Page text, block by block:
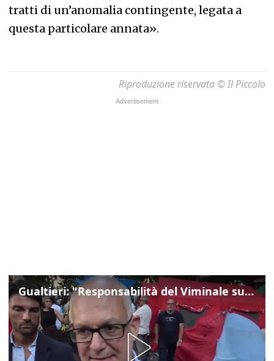
tratti di un’anomalia contingente, legata a
questa particolare annata».
Riproduzione riservata © Il Piccolo
Gualtieri: "Responsabilità del Viminale su Spin Time? La posizione dei partiti è nota"